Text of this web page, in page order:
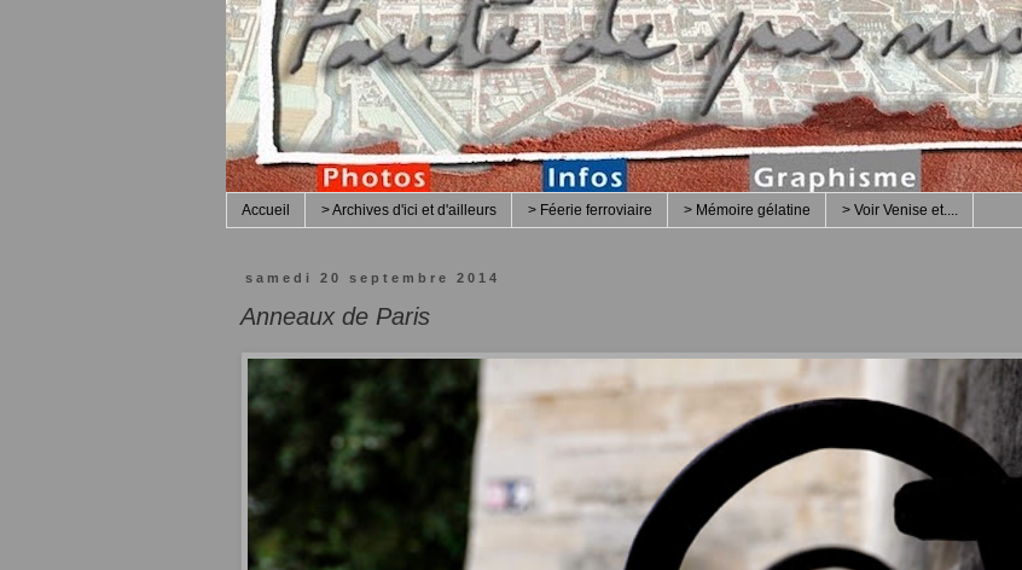
Accueil > Archives d'ici et d'ailleurs > Féerie ferroviaire > Mémoire gélatine > Voir Venise et....
samedi 20 septembre 2014
Anneaux de Paris